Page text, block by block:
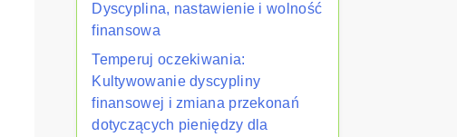
Dyscyplina, nastawienie i wolność
finansowa
Temperuj oczekiwania:
Kultywowanie dyscypliny
finansowej i zmiana przekonań
dotyczących pieniędzy dla